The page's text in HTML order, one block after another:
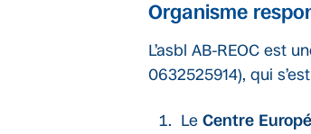
Organisme
L’asbl AB-REOC est
0632525914), qui
Le Centre